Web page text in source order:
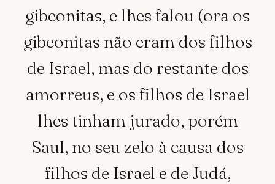
gibeonitas, e lhes falou (ora os
gibeonitas não eram dos filhos
de Israel, mas do restante dos
amorreus, e os filhos de Israel
lhes tinham jurado, porém
Saul, no seu zelo à causa dos
filhos de Israel e de Judá,